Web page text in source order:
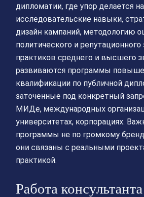
дипломатии, где упор делается на
исследовательские навыки,
дизайн кампаний, методологию
политического и
практиков среднего и высшего
развиваются программы
квалификации по публичной
заточенные под конкретный
МИДе, международных
университетах, корпорациях.
программы не по громкому
они связаны с реальными
практикой.
Работа